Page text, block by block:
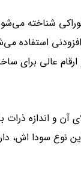
شناخته
استفاده
عالی برای
و اندازه ذرات